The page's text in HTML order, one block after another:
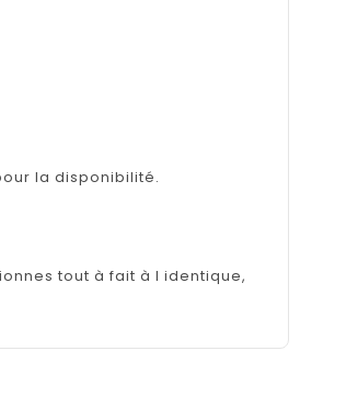
la disponibilité.
tout à fait à l identique,